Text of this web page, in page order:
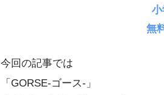
無
今回の記事では
「GORSE-ゴース-」